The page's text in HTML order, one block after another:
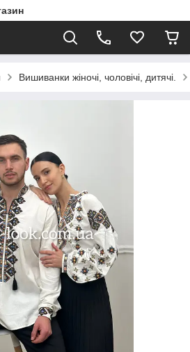
Вишиванки жіночі, чоловічі, дитячі.